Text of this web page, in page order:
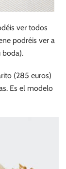
ver todos
podréis ver a
boda).
(285 euros)
Es el modelo